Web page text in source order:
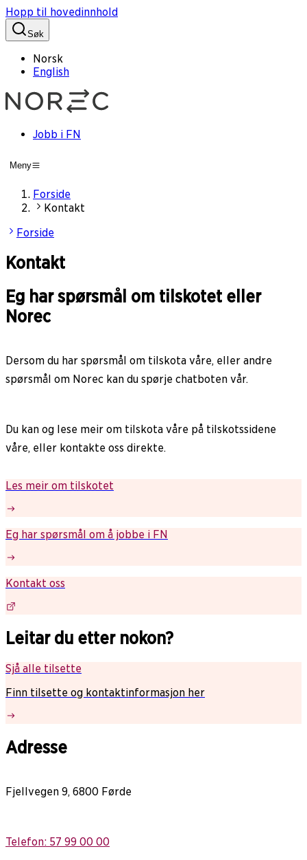
Hopp til hovedinnhold
Søk
Norsk
English
Jobb i FN
Meny
Forside
Kontakt
Forside
Kontakt
Eg har spørsmål om tilskotet eller
Norec
Dersom du har spørsmål om tilskota våre, eller andre
spørsmål om Norec kan du spørje chatboten vår.
Du kan og lese meir om tilskota våre på tilskotssidene
våre, eller kontakte oss direkte.
Les meir om tilskotet
Eg har spørsmål om å jobbe i FN
Kontakt oss
Leitar du etter nokon?
Sjå alle tilsette
Finn tilsette og kontaktinformasjon her
Adresse
Fjellvegen 9, 6800 Førde
Telefon: 57 99 00 00